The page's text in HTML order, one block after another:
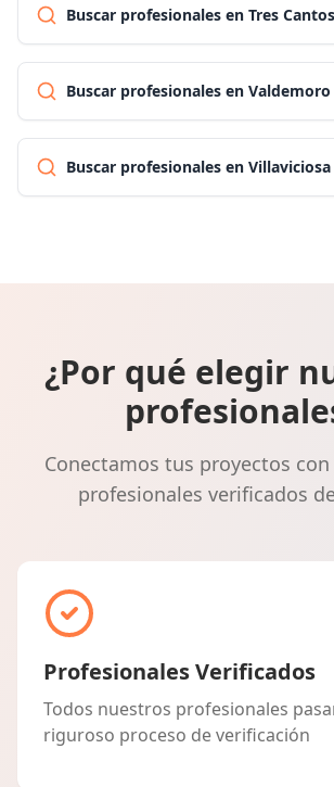
Buscar profesionales en Tres Cantos
Buscar profesionales en Valdemoro
Buscar profesionales en
¿Por qué elegir
Conectamos tus proyectos
profesionales verificados
Profesionales Verificados
Todos nuestros profesionales
riguroso proceso de verificación